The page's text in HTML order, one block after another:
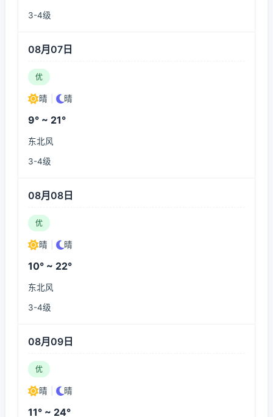
3-4级
08月07日
优
晴 晴
9° ~ 21°
东北风
3-4级
08月08日
优
晴 晴
10° ~ 22°
东北风
3-4级
08月09日
优
晴 晴
11° ~ 24°